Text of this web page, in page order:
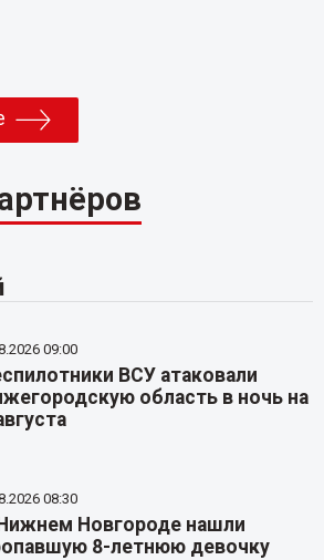
09:00
ВСУ атаковали
область в ночь на
08:30
Новгороде нашли
8-летнюю девочку